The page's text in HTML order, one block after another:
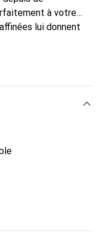
à votre
lui donnent
La marque Noreve
une clientèle